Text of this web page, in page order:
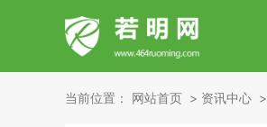
当前位置： 网站首页 资讯中心